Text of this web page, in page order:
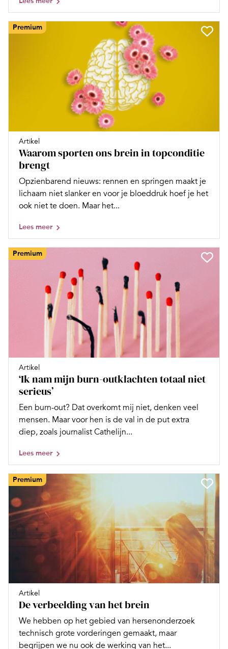
Premium
Artikel
Waarom sporten ons brein in topconditie
brengt
Opzienbarend nieuws: rennen en springen maakt je
lichaam niet slanker en voor je bloeddruk hoef je het
ook niet te doen. Maar het...
Lees meer
Premium
Artikel
‘Ik nam mijn burn-outklachten totaal niet
serieus’
Een burn-out? Dat overkomt mij niet, denken veel
mensen. Maar voor hen is de val in de put extra
diep, zoals journalist Cathelijn...
Lees meer
Premium
Artikel
De verbeelding van het brein
We hebben op het gebied van hersenonderzoek
technisch grote vorderingen gemaakt, maar
begrijpen we nu ook de werking van het...